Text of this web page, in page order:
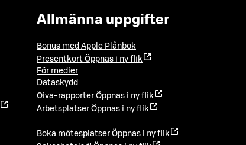
Allmänna uppgifter
Bonus med Apple Plånbok
Presentkort Öppnas i ny flik
För medier
Dataskydd
Oiva-rapporter Öppnas i ny flik
Arbetsplatser Öppnas i ny flik
Boka mötesplatser Öppnas i ny flik